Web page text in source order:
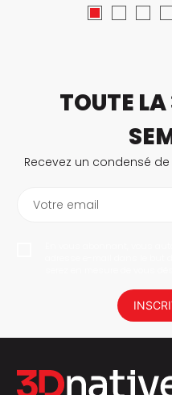
TOUTE
Recevez un condensé de
Votre email